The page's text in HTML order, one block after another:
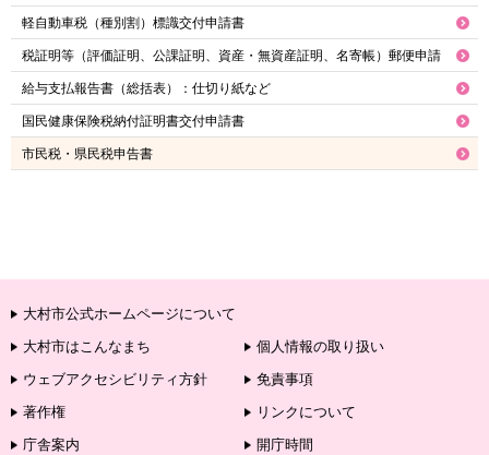
軽自動車税（種別割）標識交付申請書
税証明等（評価証明、公課証明、資産・無資産証明、名寄帳）郵便申請
給与支払報告書（総括表）：仕切り紙など
国民健康保険税納付証明書交付申請書
市民税・県民税申告書
大村市公式ホームページについて
大村市はこんなまち
個人情報の取り扱い
ウェブアクセシビリティ方針
免責事項
著作権
リンクについて
庁舎案内
開庁時間